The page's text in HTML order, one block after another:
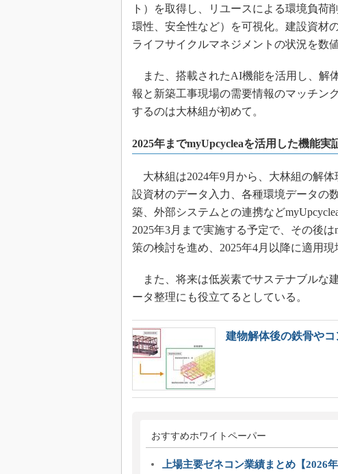
ト）を取得し、リユースによる環境負荷
環性、安全性など）を可視化。建設資材
ライフサイクルマネジメントの状況を数
また、搭載されたAI機能を活用し、解
報と新築工事現場の需要情報のマッチン
するのは大林組が初めて。
2025年までmyUpcycleaを活用した機能実
大林組は2024年9月から、大林組の解
設資材のデータ入力、各種環境データの
築、外部システムとの連携など
2025年3月まで実施する予定で、その後
策の検討を進め、2025年4月以降に適用
また、将来は低炭素でサステナブルな
ータ整理にも役立てるとしている。
建物解体後の鉄骨や
おすすめホワイトペーパー
上場主要ゼネコン業績まとめ【2026